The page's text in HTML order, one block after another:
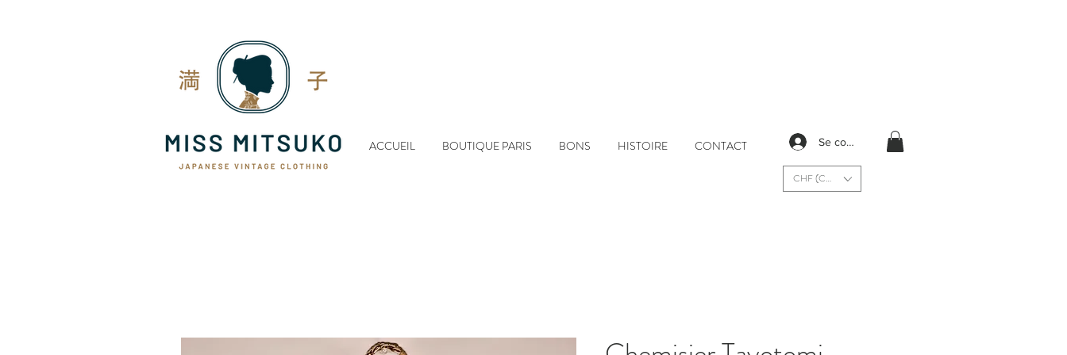
ACCUEIL BOUTIQUE PARIS BONS HISTOIRE CONTACT Se connecter
CHF (CHF)